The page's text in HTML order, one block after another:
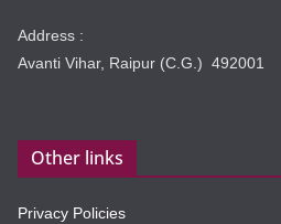
Address :
Avanti Vihar, Raipur (C.G.) 492001
Other links
Privacy Policies